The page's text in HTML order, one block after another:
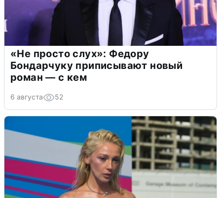
«Не просто слух»: Федору
Бондарчуку приписывают новый
роман — с кем
6 августа 52